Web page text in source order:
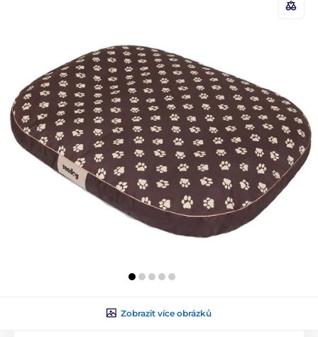
Zobrazit více obrázků